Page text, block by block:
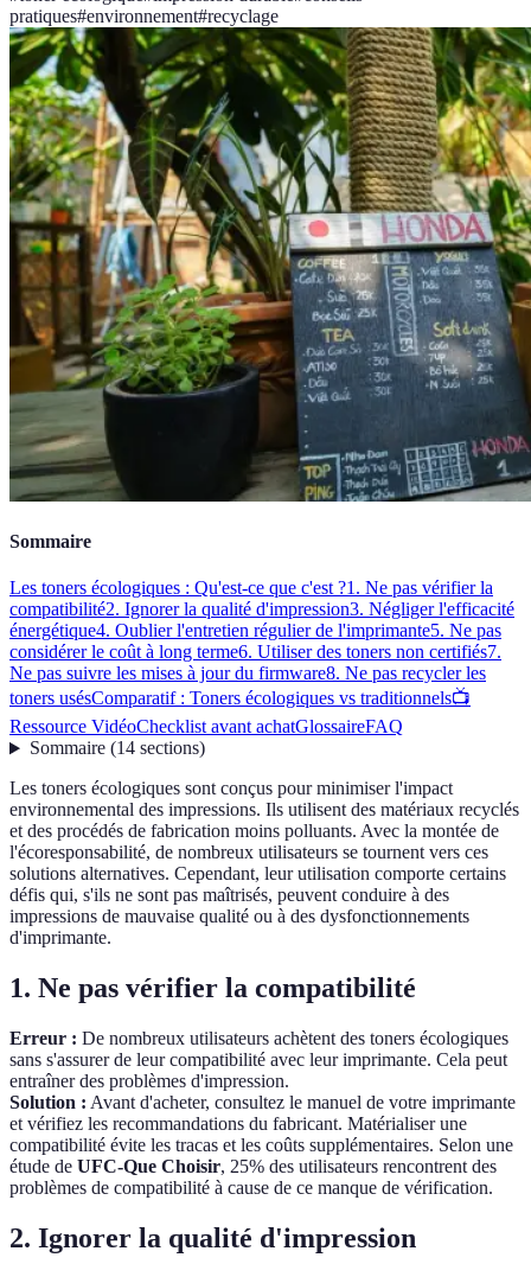
pratiques#environnement#recyclage
Sommaire
Les toners écologiques : Qu'est-ce que c'est ?1. Ne pas vérifier la
compatibilité2. Ignorer la qualité d'impression3. Négliger l'efficacité
énergétique4. Oublier l'entretien régulier de l'imprimante5. Ne pas
considérer le coût à long terme6. Utiliser des toners non certifiés7.
Ne pas suivre les mises à jour du firmware8. Ne pas recycler les
toners usésComparatif : Toners écologiques vs traditionnels📺
Ressource VidéoChecklist avant achatGlossaireFAQ
Sommaire(14 sections)
Les toners écologiques sont conçus pour minimiser l'impact
environnemental des impressions. Ils utilisent des matériaux recyclés
et des procédés de fabrication moins polluants. Avec la montée de
l'écoresponsabilité, de nombreux utilisateurs se tournent vers ces
solutions alternatives. Cependant, leur utilisation comporte certains
défis qui, s'ils ne sont pas maîtrisés, peuvent conduire à des
impressions de mauvaise qualité ou à des dysfonctionnements
d'imprimante.
1. Ne pas vérifier la compatibilité
Erreur : De nombreux utilisateurs achètent des toners écologiques
sans s'assurer de leur compatibilité avec leur imprimante. Cela peut
entraîner des problèmes d'impression.
Solution : Avant d'acheter, consultez le manuel de votre imprimante
et vérifiez les recommandations du fabricant. Matérialiser une
compatibilité évite les tracas et les coûts supplémentaires. Selon une
étude de UFC-Que Choisir, 25% des utilisateurs rencontrent des
problèmes de compatibilité à cause de ce manque de vérification.
2. Ignorer la qualité d'impression